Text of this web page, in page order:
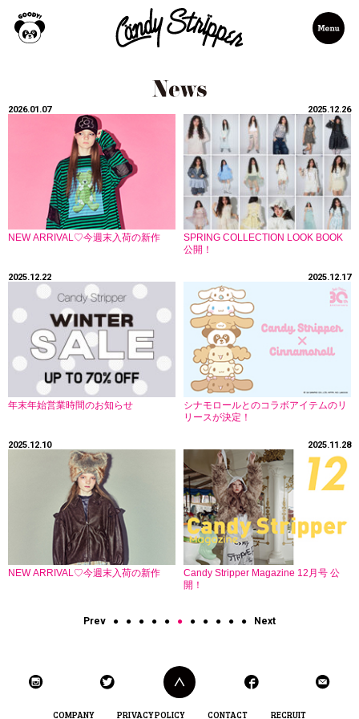
2026.01.07
NEW ARRIVAL♡今週末入荷の新作
2025.12.26
SPRING COLLECTION LOOK BOOK
公開！
2025.12.22
年末年始営業時間のお知らせ
2025.12.17
シナモロールとのコラボアイテムのリ
リースが決定！
2025.12.10
NEW ARRIVAL♡今週末入荷の新作
2025.11.28
Candy Stripper Magazine 12月号 公
開！
Prev ● ● ● ● ● ● ● ● ● ● ● Next
COMPANY PRIVACY POLICY CONTACT RECRUIT